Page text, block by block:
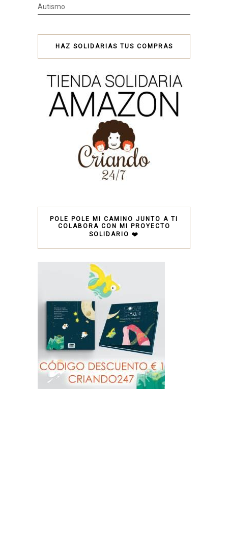
Autismo
HAZ SOLIDARIAS TUS COMPRAS
POLE POLE MI CAMINO JUNTO A TI
COLABORA CON MI PROYECTO
SOLIDARIO ❤️